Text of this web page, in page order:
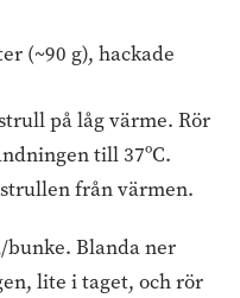
(~90 g), hackade
på låg värme. Rör
till 37ºC.
från värmen.
bunke. Blanda ner
lite i taget, och rör